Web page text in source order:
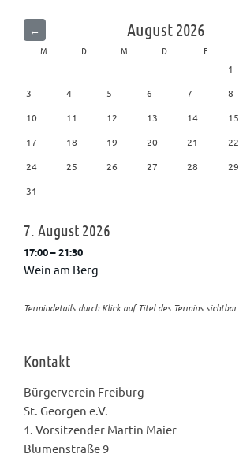
← August 2026
M D M D F
1
3
4 5 6 7 8
10
11 12 13 14 15
17
18 19 20 21 22
24
25 26 27 28 29
31
7. August 2026
17:00 – 21:30
Wein am Berg
Termindetails durch Klick auf Titel des Termins sichtbar
Kontakt
Bürgerverein Freiburg
St. Georgen e.V.
1. Vorsitzender Martin Maier
Blumenstraße 9